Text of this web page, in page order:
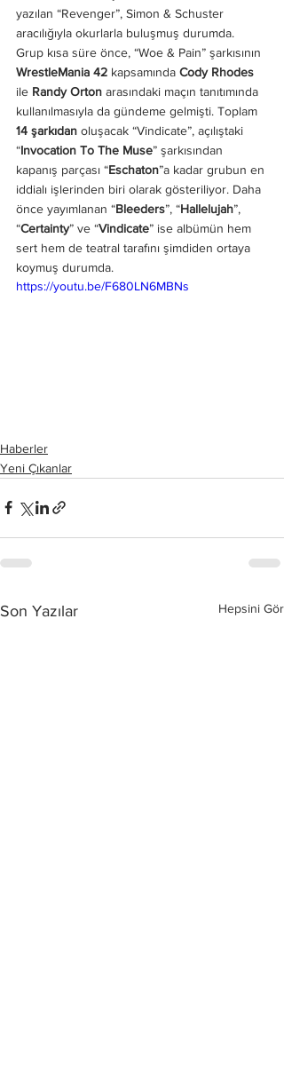
yazılan “Revenger”, Simon & Schuster
aracılığıyla okurlarla buluşmuş durumda.
Grup kısa süre önce, “Woe & Pain” şarkısının
WrestleMania 42 kapsamında Cody Rhodes
ile Randy Orton arasındaki maçın tanıtımında
kullanılmasıyla da gündeme gelmişti. Toplam
14 şarkıdan oluşacak “Vindicate”, açılıştaki
“Invocation To The Muse” şarkısından
kapanış parçası “Eschaton”a kadar grubun en
iddialı işlerinden biri olarak gösteriliyor. Daha
önce yayımlanan “Bleeders”, “Hallelujah”,
“Certainty” ve “Vindicate” ise albümün hem
sert hem de teatral tarafını şimdiden ortaya
koymuş durumda.
https://youtu.be/F680LN6MBNs
Haberler
Yeni Çıkanlar
Son Yazılar Hepsini Gör